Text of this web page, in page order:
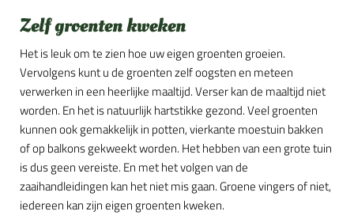
Zelf groenten kweken
Het is leuk om te zien hoe uw eigen groenten groeien.
Vervolgens kunt u de groenten zelf oogsten en meteen
verwerken in een heerlijke maaltijd. Verser kan de maaltijd niet
worden. En het is natuurlijk hartstikke gezond. Veel groenten
kunnen ook gemakkelijk in potten, vierkante moestuin bakken
of op balkons gekweekt worden. Het hebben van een grote tuin
is dus geen vereiste. En met het volgen van de
zaaihandleidingen kan het niet mis gaan. Groene vingers of niet,
iedereen kan zijn eigen groenten kweken.